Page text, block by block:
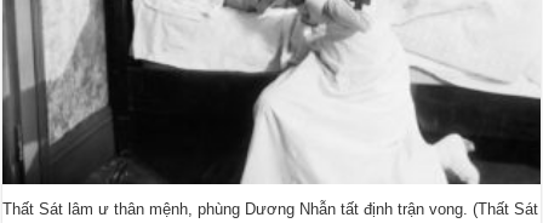
Thất Sát lâm ư thân mệnh, phùng Dương Nhẫn tất định trận vong. (Thất Sát